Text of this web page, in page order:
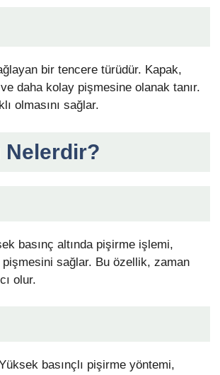
bir tencere türüdür. Kapak,
daha kolay pişmesine olanak tanır.
olmasını sağlar.
Nelerdir?
basınç altında pişirme işlemi,
sağlar. Bu özellik, zaman
olur.
basınçlı pişirme yöntemi,